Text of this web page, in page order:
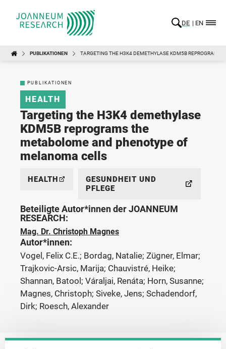
DE EN
PUBLIKATIONEN TARGETING THE H3K4 DEMETHYLASE KDM5B REPROGRAMS
PUBLIKATIONEN
HEALTH
Targeting the H3K4 demethylase
KDM5B reprograms the
metabolome and phenotype of
melanoma cells
HEALTH
GESUNDHEIT UND
PFLEGE
Beteiligte Autor*innen der JOANNEUM
RESEARCH:
Mag. Dr. Christoph Magnes
Autor*innen:
Vogel, Felix C.E.; Bordag, Natalie; Zügner, Elmar;
Trajkovic-Arsic, Marija; Chauvistré, Heike;
Shannan, Batool; Váraljai, Renáta; Horn, Susanne;
Magnes, Christoph; Siveke, Jens; Schadendorf,
Dirk; Roesch, Alexander